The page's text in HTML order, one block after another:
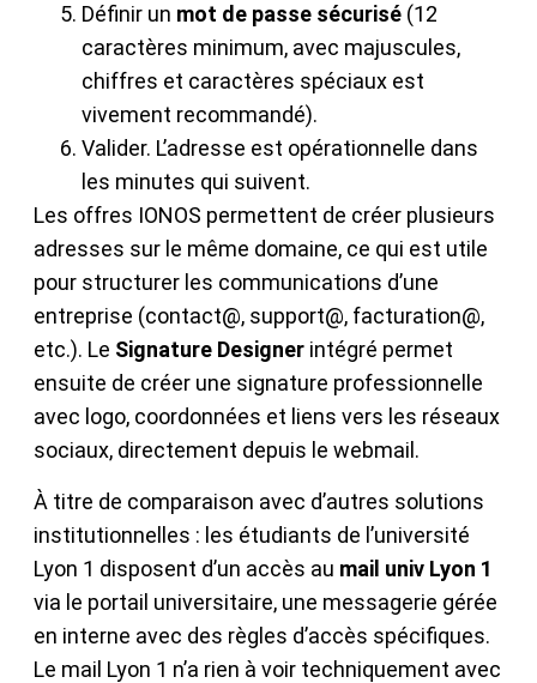
Définir un mot de passe sécurisé (12
caractères minimum, avec majuscules,
chiffres et caractères spéciaux est
vivement recommandé).
Valider. L’adresse est opérationnelle dans
les minutes qui suivent.
Les offres IONOS permettent de créer plusieurs
adresses sur le même domaine, ce qui est utile
pour structurer les communications d’une
entreprise (contact@, support@, facturation@,
etc.). Le Signature Designer intégré permet
ensuite de créer une signature professionnelle
avec logo, coordonnées et liens vers les réseaux
sociaux, directement depuis le webmail.
À titre de comparaison avec d’autres solutions
institutionnelles : les étudiants de l’université
Lyon 1 disposent d’un accès au mail univ Lyon 1
via le portail universitaire, une messagerie gérée
en interne avec des règles d’accès spécifiques.
Le mail Lyon 1 n’a rien à voir techniquement avec